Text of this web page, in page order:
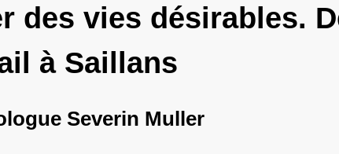
des vies désirables.
à Saillans
Severin Muller